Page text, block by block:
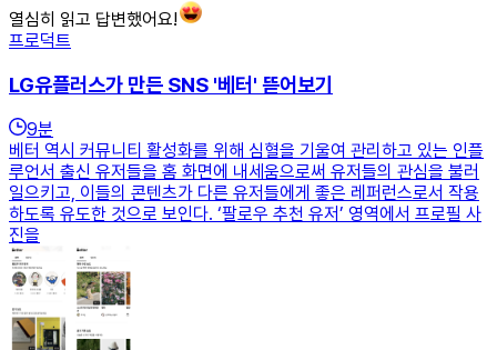
열심히 읽고 답변했어요!
프로덕트
LG유플러스가 만든 SNS '베터' 뜯어보기
9분
베터 역시 커뮤니티 활성화를 위해 심혈을 기울여 관리하고 있는 인플
루언서 출신 유저들을 홈 화면에 내세움으로써 유저들의 관심을 불러
일으키고, 이들의 콘텐츠가 다른 유저들에게 좋은 레퍼런스로서 작용
하도록 유도한 것으로 보인다. ‘팔로우 추천 유저’ 영역에서 프로필 사
진을